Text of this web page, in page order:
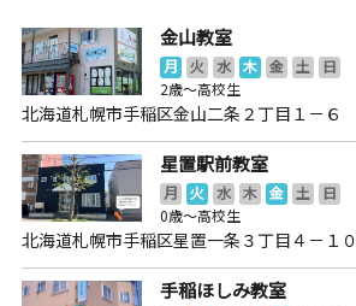
金山教室
月 火 水 木 金 土
日
2歳～高校生
北海道札幌市手稲区金山二条２丁目１－６
星置駅前教室
月 火 水 木 金 土
日
0歳～高校生
北海道札幌市手稲区星置一条３丁目４－
手稲ほしみ教室